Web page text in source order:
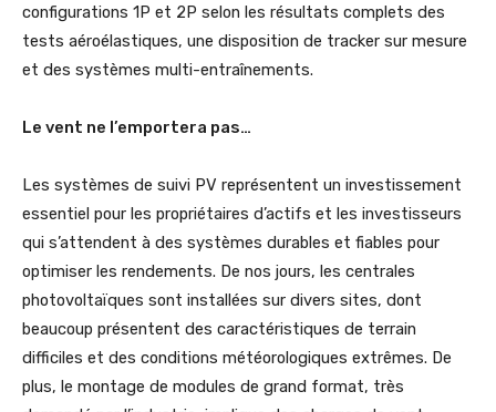
configurations 1P et 2P selon les résultats complets des
tests aéroélastiques, une disposition de tracker sur mesure
et des systèmes multi-entraînements.
Le vent ne l’emportera pas…
Les systèmes de suivi PV représentent un investissement
essentiel pour les propriétaires d’actifs et les investisseurs
qui s’attendent à des systèmes durables et fiables pour
optimiser les rendements. De nos jours, les centrales
photovoltaïques sont installées sur divers sites, dont
beaucoup présentent des caractéristiques de terrain
difficiles et des conditions météorologiques extrêmes. De
plus, le montage de modules de grand format, très